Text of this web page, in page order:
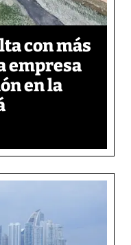
con más
empresa
en la